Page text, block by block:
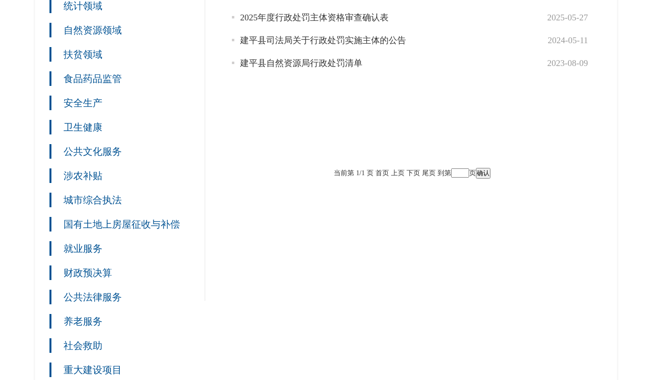
统计领域
自然资源领域
扶贫领域
食品药品监管
安全生产
卫生健康
公共文化服务
涉农补贴
城市综合执法
国有土地上房屋征收与补偿
就业服务
财政预决算
公共法律服务
养老服务
社会救助
重大建设项目
2025年度行政处罚主体资格审查确认表 2025-05-27
建平县司法局关于行政处罚实施主体的公告 2024-05-11
建平县自然资源局行政处罚清单 2023-08-09
当前第 1/1 页 首页 上页 下页 尾页 到第 页